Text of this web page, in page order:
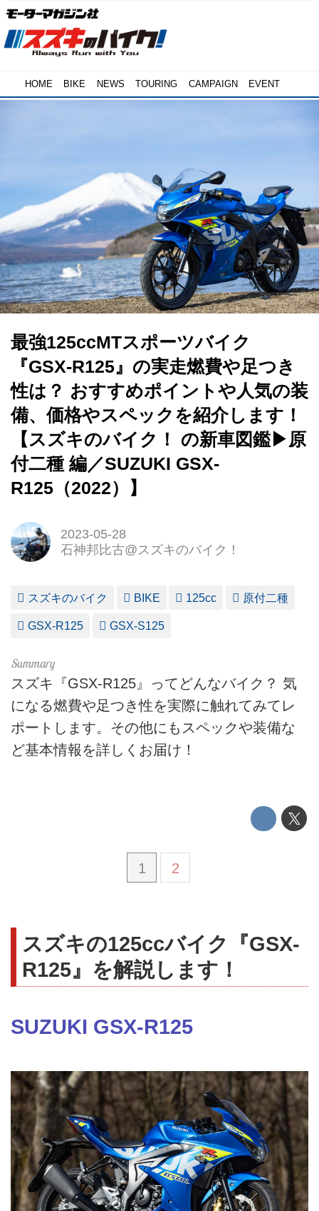
HOME BIKE NEWS TOURING CAMPAIGN EVENT
最強125ccMTスポーツバイク
『GSX-R125』の実走燃費や足つき
性は？ おすすめポイントや人気の装
備、価格やスペックを紹介します！
【スズキのバイク！ の新車図鑑▶原
付二種 編／SUZUKI GSX-
R125（2022）】
2023-05-28
石神邦比古@スズキのバイク！
スズキのバイク BIKE 125cc 原付二種
GSX-R125 GSX-S125
スズキ『GSX-R125』ってどんなバイク？ 気
になる燃費や足つき性を実際に触れてみてレ
ポートします。その他にもスペックや装備な
ど基本情報を詳しくお届け！
1 2
スズキの125ccバイク『GSX-
R125』を解説します！
SUZUKI GSX-R125